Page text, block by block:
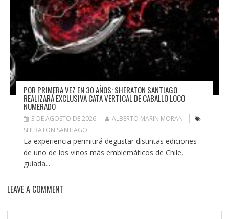
POR PRIMERA VEZ EN 30 AÑOS: SHERATON SANTIAGO
REALIZARÁ EXCLUSIVA CATA VERTICAL DE CABALLO LOCO
NUMERADO
3 DE AGOSTO DE 2026
ALBERTO MARIN MORAN
SHERATON SANTIAGO
La experiencia permitirá degustar distintas ediciones
de uno de los vinos más emblemáticos de Chile,
guiada...
LEAVE A COMMENT